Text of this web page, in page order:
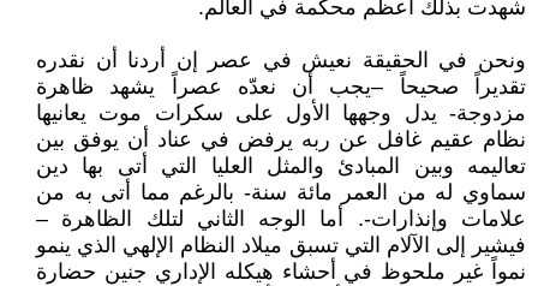
شهدت بذلك أعظم محكمة في العالم.
ونحن في الحقيقة نعيش في عصر إن أردنا أن نقدره
تقديراً صحيحاً –يجب أن نعدّه عصراً يشهد ظاهرة
مزدوجة- يدل وجهها الأول على سكرات موت يعانيها
نظام عقيم غافل عن ربه يرفض في عناد أن يوفق بين
تعاليمه وبين المبادئ والمثل العليا التي أتى بها دين
سماوي له من العمر مائة سنة- بالرغم مما أتى به من
علامات وإنذارات-. أما الوجه الثاني لتلك الظاهرة –
فيشير إلى الآلام التي تسبق ميلاد النظام الإلهي الذي ينمو
نمواً غير ملحوظ في أحشاء هيكله الإداري جنين حضارة